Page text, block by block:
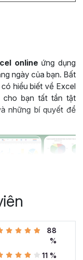
onlineứng dụng
ngày của bạn. Bất
hiểu biết về Excel
cho bạn tất tần tật
những bí quyết để
học viên lựa chọn
88
%
11 %